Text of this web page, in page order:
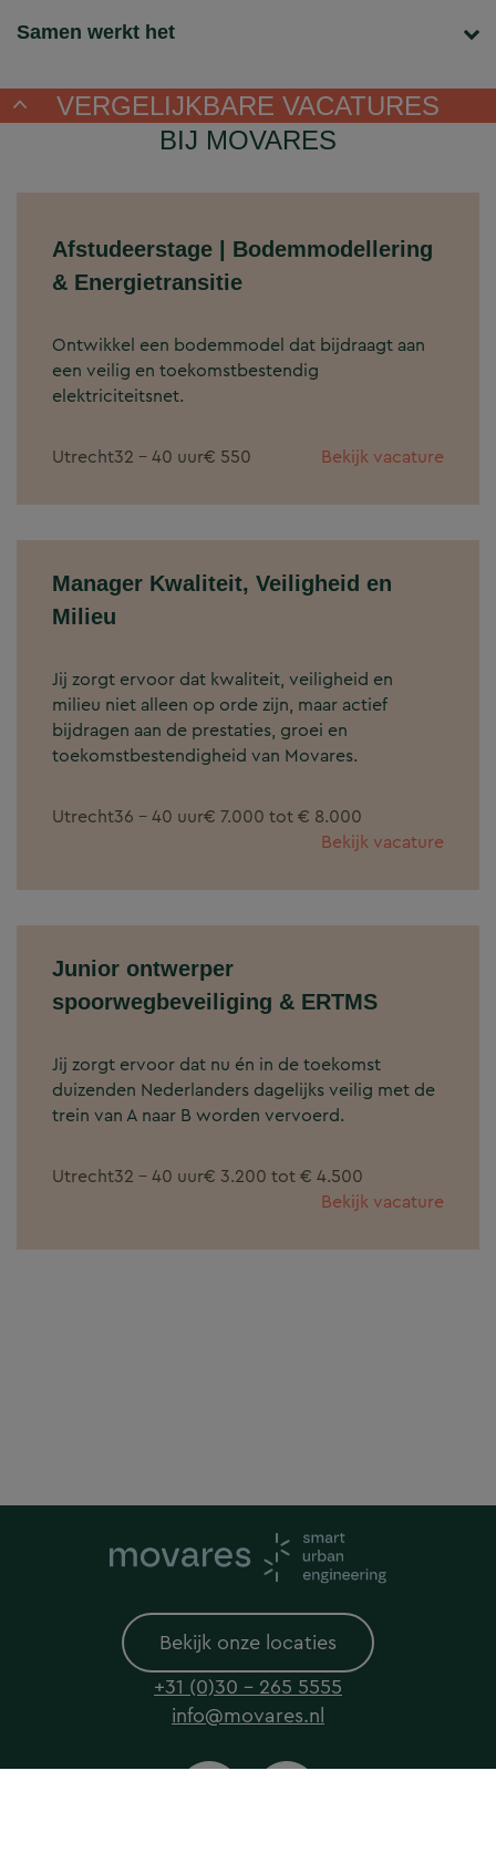
Samen werkt het
VERGELIJKBARE VACATURES
BIJ MOVARES
Afstudeerstage | Bodemmodellering
& Energietransitie
Ontwikkel een bodemmodel dat bijdraagt aan
een veilig en toekomstbestendig
elektriciteitsnet.
Utrecht32 - 40 uur€ 550 Bekijk vacature
Manager Kwaliteit, Veiligheid en
Milieu
Jij zorgt ervoor dat kwaliteit, veiligheid en
milieu niet alleen op orde zijn, maar actief
bijdragen aan de prestaties, groei en
toekomstbestendigheid van Movares.
Utrecht36 - 40 uur€ 7.000 tot € 8.000
Bekijk vacature
Junior ontwerper
spoorwegbeveiliging & ERTMS
Jij zorgt ervoor dat nu én in de toekomst
duizenden Nederlanders dagelijks veilig met de
trein van A naar B worden vervoerd.
Utrecht32 - 40 uur€ 3.200 tot € 4.500
Bekijk vacature
Bekijk onze locaties
+31 (0)30 - 265 5555
info@movares.nl